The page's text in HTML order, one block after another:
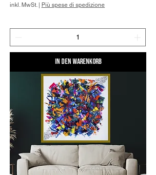
inkl. MwSt.| Più spese di spedizione
In den Warenkorb